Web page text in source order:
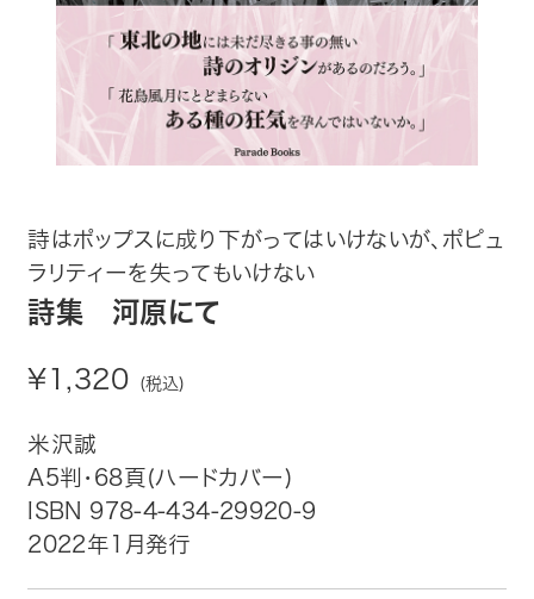
生活・健康
論文・学術書・参考書
ビジネス・経営・情報
社会・思想・哲学
写真集
電子書籍
ご案内
詩はポップスに成り下がってはいけないが、ポピュ
ラリティーを失ってもいけない
詩集 河原にて
¥1,320 (税込)
米沢誠
A5判・68頁(ハードカバー)
ISBN 978-4-434-29920-9
2022年1月発行